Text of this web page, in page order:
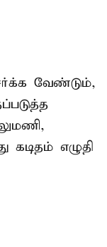
வேண்டும்,
எழுதி